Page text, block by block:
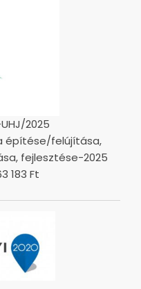
2025
építése/felújítása,
fejlesztése-2025
183 Ft